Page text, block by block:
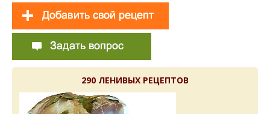
290 ЛЕНИВЫХ РЕЦЕПТОВ